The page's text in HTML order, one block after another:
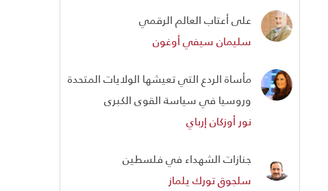
على أعتاب العالم الرقمي
سليمان سيفي أوغون
مأساة الردع التي تعيشها الولايات المتحدة
وروسيا في سياسة القوى الكبرى
نور أوزكان إرباي
جنازات الشهداء في فلسطين
سلجوق تورك يلماز